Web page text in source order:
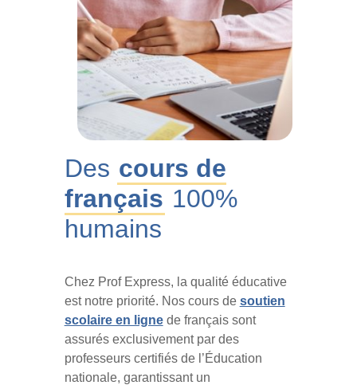
Des cours de
français 100%
humains
Chez Prof Express, la qualité éducative
est notre priorité. Nos cours de soutien
scolaire en ligne de français sont
assurés exclusivement par des
professeurs certifiés de l’Éducation
nationale, garantissant un